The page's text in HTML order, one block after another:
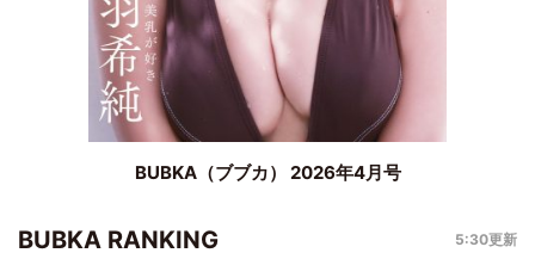
BUBKA（ブブカ） 2026年4月号
BUBKA RANKING 5:30更新